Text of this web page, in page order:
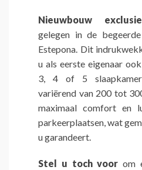
Nieuwbouw
gelegen in de
Estepona. Dit
u als eerste eigenaar
3, 4 of 5
variërend van 200 tot
maximaal comfort en
parkeerplaatsen, wat
u garandeert.
Stel u toch voor om